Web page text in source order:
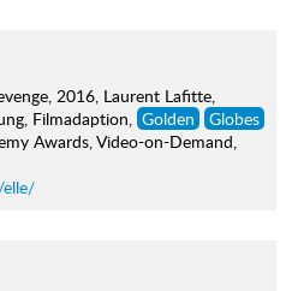
2016, Laurent Lafitte,
Filmadaption,
Golden
Globes
Awards, Video-on-Demand,